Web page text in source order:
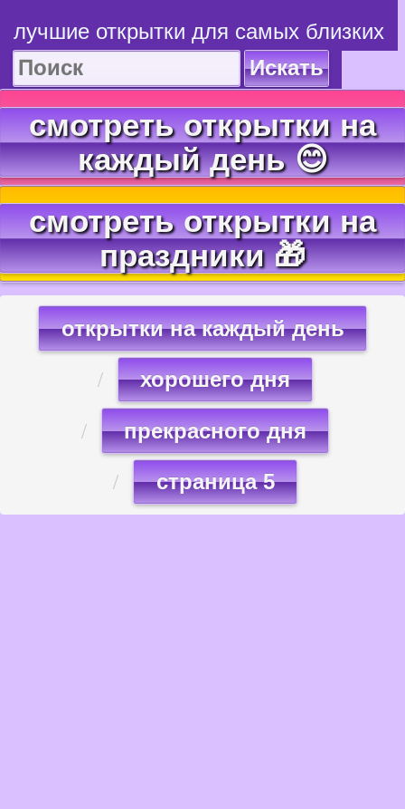
лучшие открытки для самых близких
Искать
смотреть открытки на
каждый день 😊
смотреть открытки на
праздники 🎁
открытки на каждый день
хорошего дня
прекрасного дня
страница 5